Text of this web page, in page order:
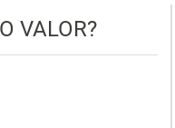
VALOR?